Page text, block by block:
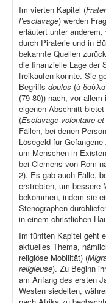
Im vierten Kapitel (
l’esclavage) werden
erläutert unter
durch Piraterie und in
bekannte Quellen
die finanzielle Lage der
freikaufen konnte. Sie
Begriffs doulos (ὁ
(79-80)) nach, vor
eigenen Abschnitt
(Esclavage volontaire
Fällen, bei denen
Lösegeld für
um Menschen in
bei Clemens von Rom
2). Es gab auch Fälle,
erstrebten, um bessere
bekommen, indem sie
Stenographen
in einem christlichen
Im fünften Kapitel geht
aktuelles Thema,
religiöse Mobilität) (
religieuse). Zu Beginn
am Anfang des ersten
Westen siedelten,